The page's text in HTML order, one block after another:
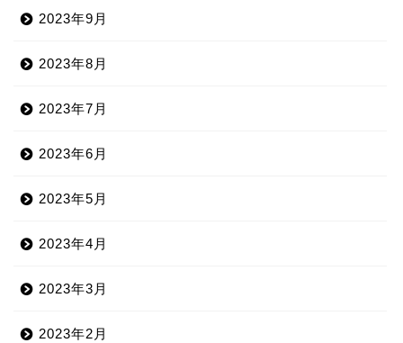
2023年9月
2023年8月
2023年7月
2023年6月
2023年5月
2023年4月
2023年3月
2023年2月